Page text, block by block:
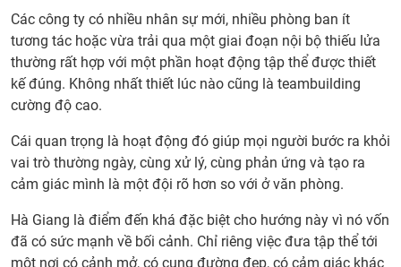
Các công ty có nhiều nhân sự mới, nhiều phòng ban ít
tương tác hoặc vừa trải qua một giai đoạn nội bộ thiếu lửa
thường rất hợp với một phần hoạt động tập thể được thiết
kế đúng. Không nhất thiết lúc nào cũng là teambuilding
cường độ cao.
Cái quan trọng là hoạt động đó giúp mọi người bước ra khỏi
vai trò thường ngày, cùng xử lý, cùng phản ứng và tạo ra
cảm giác mình là một đội rõ hơn so với ở văn phòng.
Hà Giang là điểm đến khá đặc biệt cho hướng này vì nó vốn
đã có sức mạnh về bối cảnh. Chỉ riêng việc đưa tập thể tới
một nơi có cảnh mở, có cung đường đẹp, có cảm giác khác